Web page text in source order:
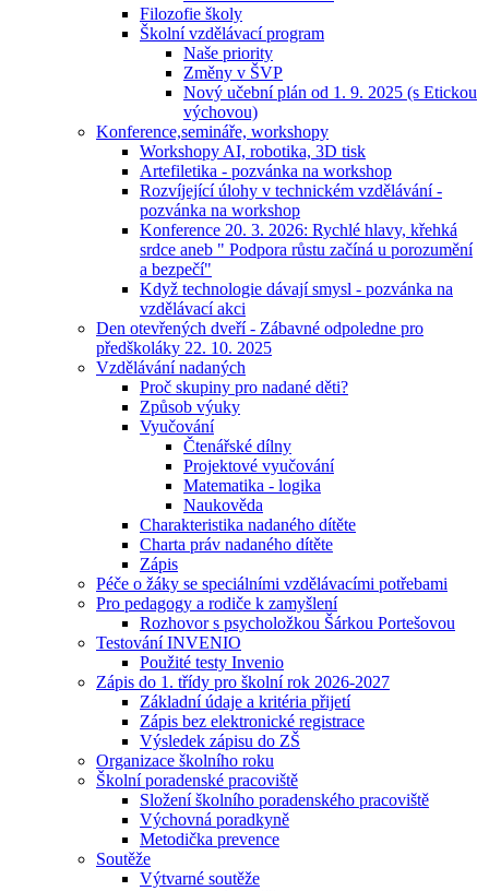
Filozofie školy
Školní vzdělávací program
Naše priority
Změny v ŠVP
Nový učební plán od 1. 9. 2025 (s Etickou
výchovou)
Konference,semináře, workshopy
Workshopy AI, robotika, 3D tisk
Artefiletika - pozvánka na workshop
Rozvíjející úlohy v technickém vzdělávání -
pozvánka na workshop
Konference 20. 3. 2026: Rychlé hlavy, křehká
srdce aneb " Podpora růstu začíná u porozumění
a bezpečí"
Když technologie dávají smysl - pozvánka na
vzdělávací akci
Den otevřených dveří - Zábavné odpoledne pro
předškoláky 22. 10. 2025
Vzdělávání nadaných
Proč skupiny pro nadané děti?
Způsob výuky
Vyučování
Čtenářské dílny
Projektové vyučování
Matematika - logika
Naukověda
Charakteristika nadaného dítěte
Charta práv nadaného dítěte
Zápis
Péče o žáky se speciálními vzdělávacími potřebami
Pro pedagogy a rodiče k zamyšlení
Rozhovor s psycholožkou Šárkou Portešovou
Testování INVENIO
Použité testy Invenio
Zápis do 1. třídy pro školní rok 2026-2027
Základní údaje a kritéria přijetí
Zápis bez elektronické registrace
Výsledek zápisu do ZŠ
Organizace školního roku
Školní poradenské pracoviště
Složení školního poradenského pracoviště
Výchovná poradkyně
Metodička prevence
Soutěže
Výtvarné soutěže